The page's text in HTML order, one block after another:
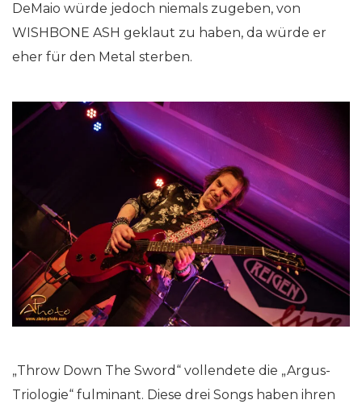
DeMaio würde jedoch niemals zugeben, von
WISHBONE ASH geklaut zu haben, da würde er
eher für den Metal sterben.
„Throw Down The Sword“ vollendete die „Argus-
Triologie“ fulminant. Diese drei Songs haben ihren